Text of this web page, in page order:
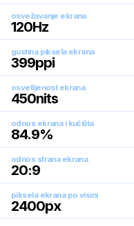
osvežavanje ekrana
120Hz
gustina piksela ekrana
399ppi
osvetljenost ekrana
450nits
odnos ekrana i kućišta
84.9%
odnos strana ekrana
20:9
piksela ekrana po visini
2400px